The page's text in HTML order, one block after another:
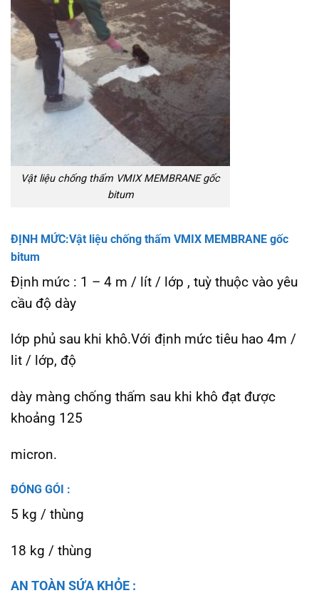
Vật liệu chống thấm VMIX MEMBRANE gốc
bitum
ĐỊNH MỨC:Vật liệu chống thấm VMIX MEMBRANE gốc
bitum
Định mức : 1 – 4 m / lít / lớp , tuỳ thuộc vào yêu
cầu độ dày
lớp phủ sau khi khô.Với định mức tiêu hao 4m /
lit / lớp, độ
dày màng chống thấm sau khi khô đạt được
khoảng 125
micron.
ĐÓNG GÓI :
5 kg / thùng
18 kg / thùng
AN TOÀN SỨA KHỎE :